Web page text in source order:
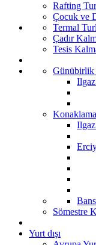
Rafting
Çocuk ve
Termal
Çadır
Tesis
Günübirlik
Sömestre
Yurt dışı